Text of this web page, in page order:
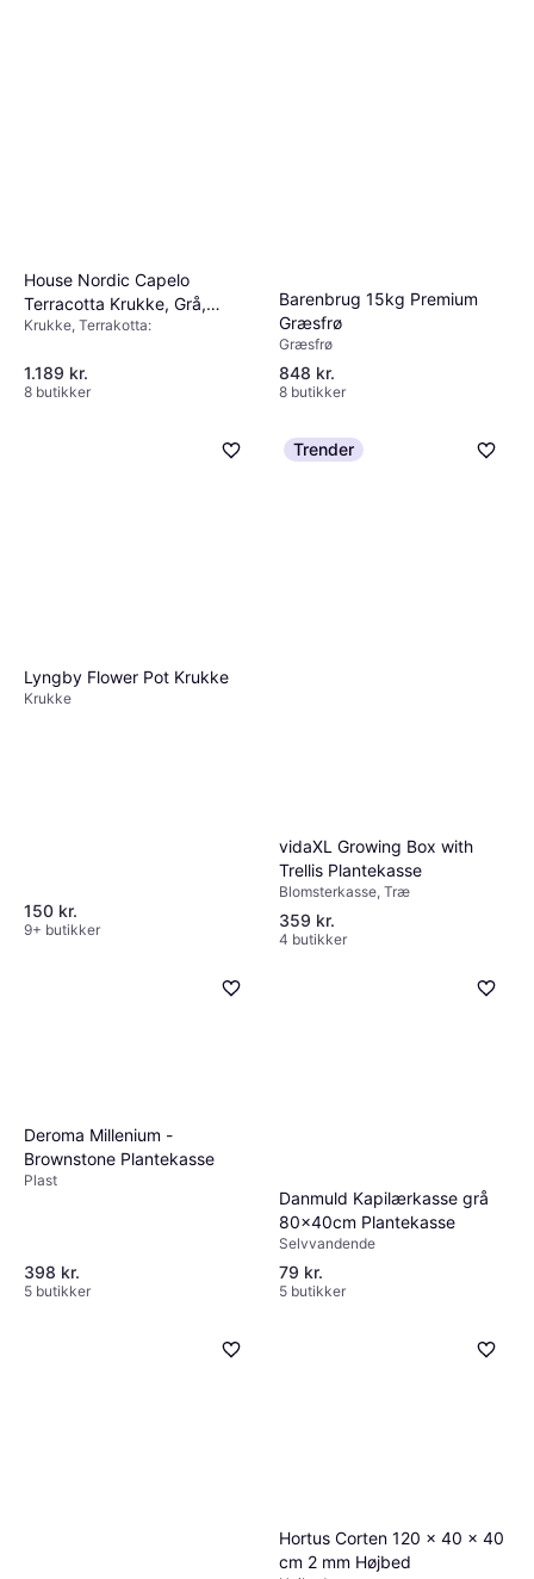
House Nordic Capelo
Terracotta Krukke, Grå,
Ø47x69 Krukke
Krukke, Terrakotta:
1.189 kr.
8 butikker
Barenbrug 15kg Premium
Græsfrø
Græsfrø
848 kr.
8 butikker
Lyngby Flower Pot Krukke
Krukke
150 kr.
9+ butikker
Trender
vidaXL Growing Box with
Trellis Plantekasse
Blomsterkasse, Træ
359 kr.
4 butikker
Deroma Millenium -
Brownstone Plantekasse
Plast
398 kr.
5 butikker
Danmuld Kapilærkasse grå
80x40cm Plantekasse
Selvvandende
79 kr.
5 butikker
Hortus Corten 120 x 40 x 40
cm 2 mm Højbed